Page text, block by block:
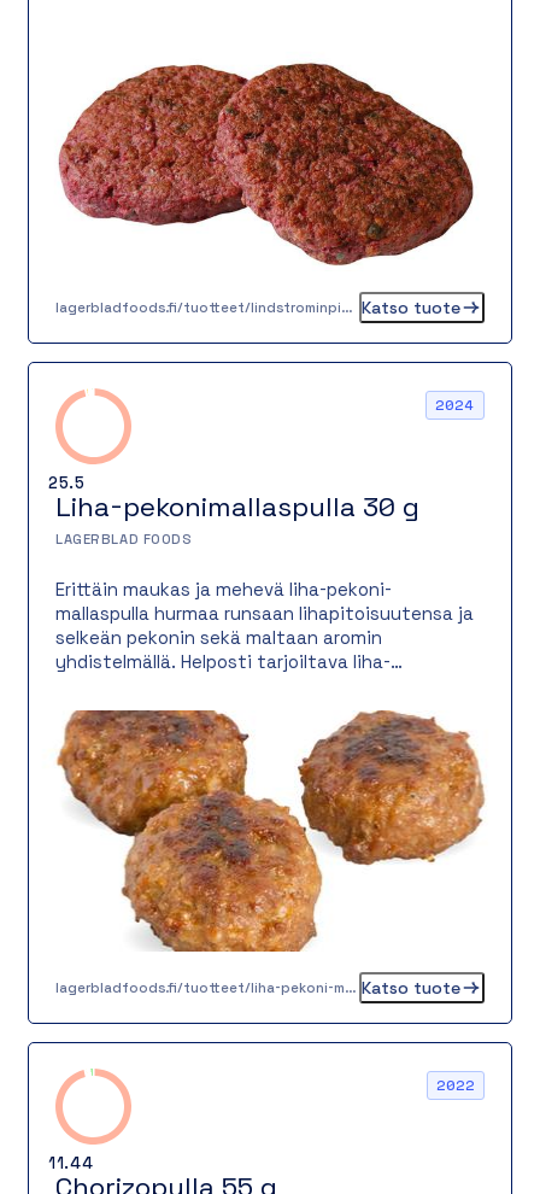
toimii myös näyttävänä noutopöydän
tarjottavana. Helppo ja käytännöllinen
Lindströminpihvi on luotettava valinta niin
arkeen kuin juhlaankin.
lagerbladfoods.fi/tuotteet/lindstrominpihvi-130-g Katso tuote
25.5
2024
Liha-pekonimallaspulla 30 g
LAGERBLAD FOODS
Erittäin maukas ja mehevä liha-pekoni-
mallaspulla hurmaa runsaan lihapitoisuutensa ja
selkeän pekonin sekä maltaan aromin
yhdistelmällä. Helposti tarjoiltava liha-
se tuo aterialle täyteläistä makua ja
houkuttelevaa ulkonäköä.
lagerbladfoods.fi/tuotteet/liha-pekoni-mallaspulla-30-g Katso tuote
11.44
2022